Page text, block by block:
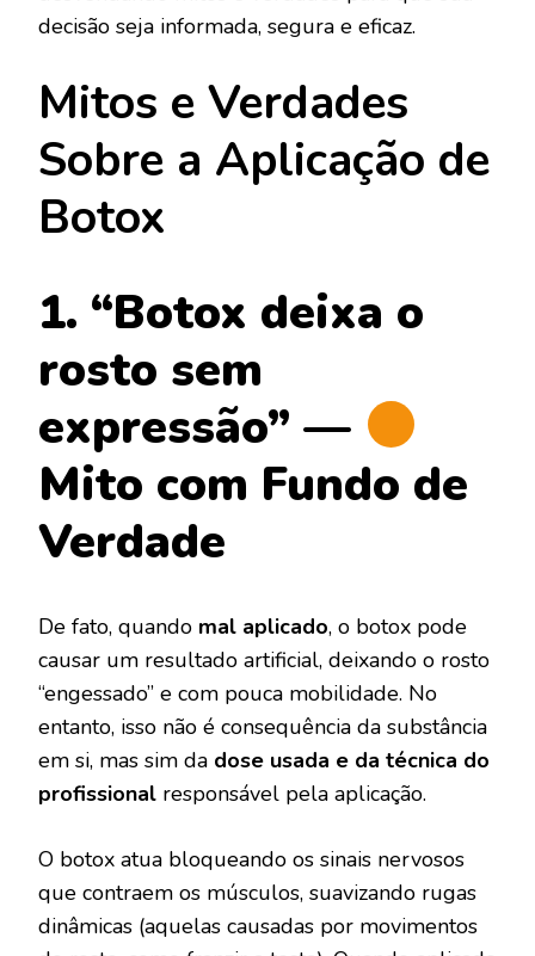
decisão seja informada, segura e eficaz.
Mitos e Verdades
Sobre a Aplicação de
Botox
1. “Botox deixa o
rosto sem
expressão” —
Mito com Fundo de
Verdade
De fato, quando mal aplicado, o botox pode
causar um resultado artificial, deixando o rosto
“engessado” e com pouca mobilidade. No
entanto, isso não é consequência da substância
em si, mas sim da dose usada e da técnica do
profissional responsável pela aplicação.
O botox atua bloqueando os sinais nervosos
que contraem os músculos, suavizando rugas
dinâmicas (aquelas causadas por movimentos